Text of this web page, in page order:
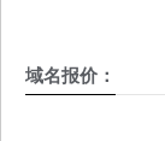
域名报价：